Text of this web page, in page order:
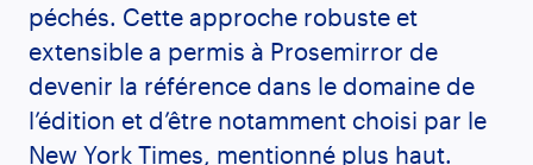
péchés. Cette approche robuste et
extensible a permis à Prosemirror de
devenir la référence dans le domaine de
l’édition et d’être notamment choisi par le
New York Times, mentionné plus haut.